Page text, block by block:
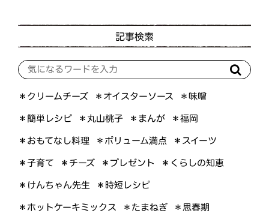
記事検索
＊クリームチーズ ＊オイスターソース ＊味噌
＊簡単レシピ ＊丸山桃子 ＊まんが ＊福岡
＊おもてなし料理 ＊ボリューム満点 ＊スイーツ
＊子育て ＊チーズ ＊プレゼント ＊くらしの知恵
＊けんちゃん先生 ＊時短レシピ
＊ホットケーキミックス ＊たまねぎ ＊思春期